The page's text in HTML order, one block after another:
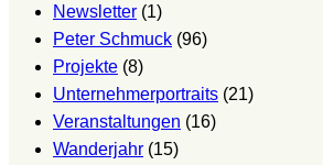
Newsletter (1)
Peter Schmuck (96)
Projekte (8)
Unternehmerportraits (21)
Veranstaltungen (16)
Wanderjahr (15)